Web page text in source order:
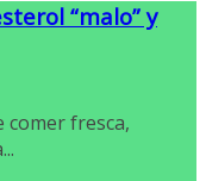
“malo” y
comer fresca,